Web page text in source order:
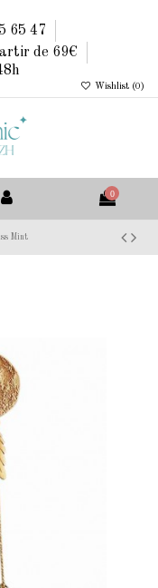
65 47
de 69€
Wishlist (0 )
0
Mint